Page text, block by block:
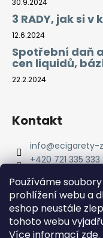
Používáme
prohlížení webu a
eshop neustále
tohoto webu
Více informací zde.
30.9.2024
3 RADY, jak si
12.6.2024
Spotřební daň
cen liquidů,
22.2.2024
Kontakt
info@ecigarety-
+420 721 335 333